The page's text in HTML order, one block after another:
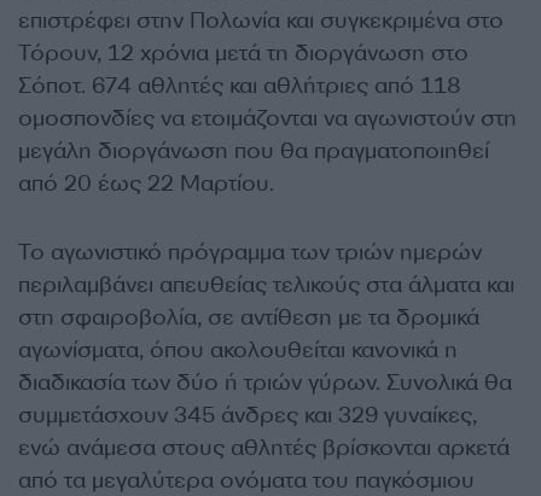
επιστρέφει στην Πολωνία και συγκεκριμένα στο
Τόρουν, 12 χρόνια μετά τη διοργάνωση στο
Σόποτ. 674 αθλητές και αθλήτριες από 118
ομοσπονδίες να ετοιμάζονται να αγωνιστούν στη
μεγάλη διοργάνωση που θα πραγματοποιηθεί
από 20 έως 22 Μαρτίου.
Το αγωνιστικό πρόγραμμα των τριών ημερών
περιλαμβάνει απευθείας τελικούς στα άλματα και
στη σφαιροβολία, σε αντίθεση με τα δρομικά
αγωνίσματα, όπου ακολουθείται κανονικά η
διαδικασία των δύο ή τριών γύρων. Συνολικά θα
συμμετάσχουν 345 άνδρες και 329 γυναίκες,
ενώ ανάμεσα στους αθλητές βρίσκονται αρκετά
από τα μεγαλύτερα ονόματα του παγκόσμιου